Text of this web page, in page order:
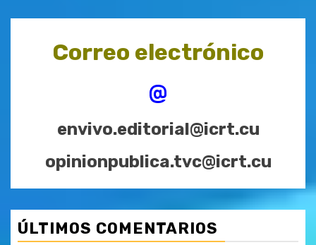
Correo electrónico
@
envivo.editorial@icrt.cu
opinionpublica.tvc@icrt.cu
ÚLTIMOS COMENTARIOS